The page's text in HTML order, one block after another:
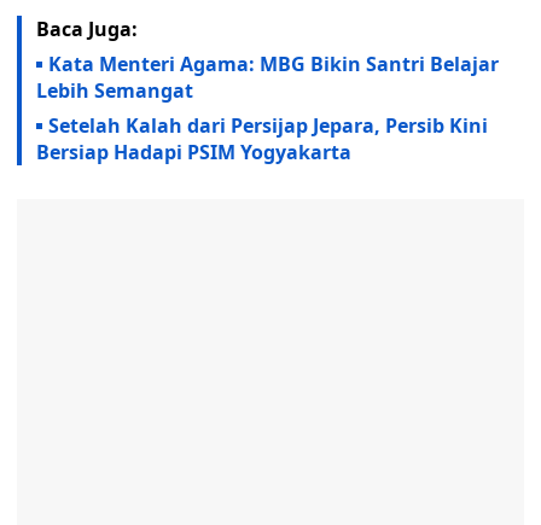
Baca Juga:
Kata Menteri Agama: MBG Bikin Santri Belajar
Lebih Semangat
Setelah Kalah dari Persijap Jepara, Persib Kini
Bersiap Hadapi PSIM Yogyakarta